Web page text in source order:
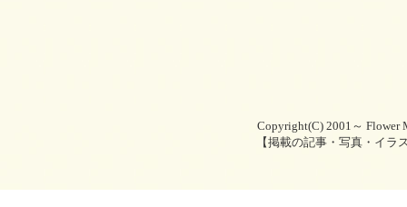
Copyright(C) 2001～ Flower
【掲載の記事・写真・イ